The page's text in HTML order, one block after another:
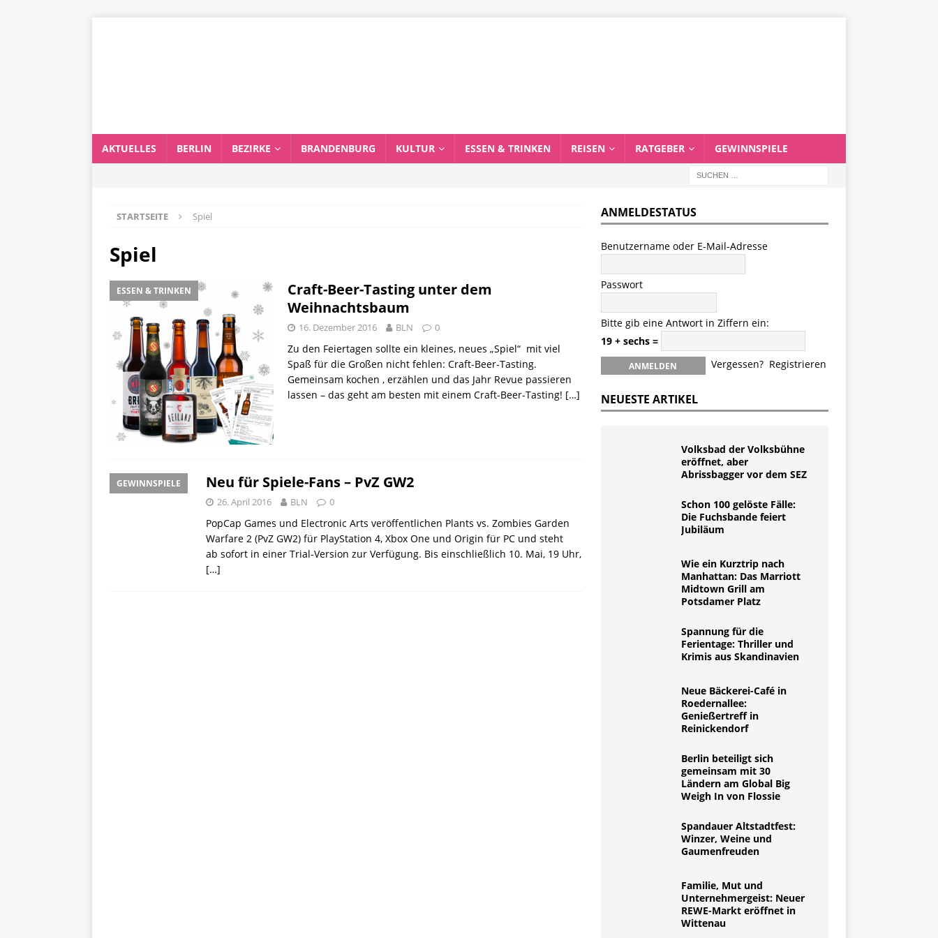
AKTUELLES BERLIN BEZIRKE BRANDENBURG KULTUR ESSEN & TRINKEN REISEN RATGEBER GEWINNSPIELE
STARTSEITE Spiel
Spiel
ESSEN & TRINKEN
Craft-Beer-Tasting unter dem
Weihnachtsbaum
16. Dezember 2016 BLN 0
Zu den Feiertagen sollte ein kleines, neues „Spiel“ mit viel
Spaß für die Großen nicht fehlen: Craft-Beer-Tasting.
Gemeinsam kochen , erzählen und das Jahr Revue passieren
lassen – das geht am besten mit einem Craft-Beer-Tasting! […]
GEWINNSPIELE Neu für Spiele-Fans – PvZ GW2
26. April 2016 BLN 0
PopCap Games und Electronic Arts veröffentlichen Plants vs. Zombies Garden
Warfare 2 (PvZ GW2) für PlayStation 4, Xbox One und Origin für PC und steht
ab sofort in einer Trial-Version zur Verfügung. Bis einschließlich 10. Mai, 19 Uhr,
[…]
ANMELDESTATUS
Benutzername oder E-Mail-Adresse
Passwort
Bitte gib eine Antwort in Ziffern ein:
19 + sechs =
Vergessen? Registrieren
NEUESTE ARTIKEL
Volksbad der Volksbühne
eröffnet, aber
Abrissbagger vor dem SEZ
Schon 100 gelöste Fälle:
Die Fuchsbande feiert
Jubiläum
Wie ein Kurztrip nach
Manhattan: Das Marriott
Midtown Grill am
Potsdamer Platz
Spannung für die
Ferientage: Thriller und
Krimis aus Skandinavien
Neue Bäckerei-Café in
Roedernallee:
Genießertreff in
Reinickendorf
Berlin beteiligt sich
gemeinsam mit 30
Ländern am Global Big
Weigh In von Flossie
Spandauer Altstadtfest:
Winzer, Weine und
Gaumenfreuden
Familie, Mut und
Unternehmergeist: Neuer
REWE-Markt eröffnet in
Wittenau